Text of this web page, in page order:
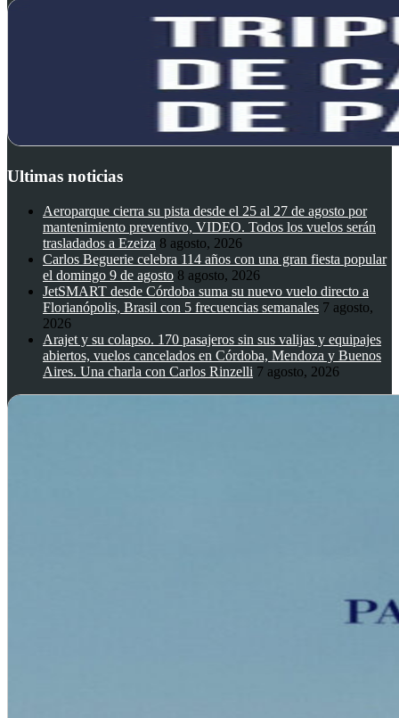
Ultimas noticias
Aeroparque cierra su pista desde el 25 al 27 de agosto por
mantenimiento preventivo, VIDEO. Todos los vuelos serán
trasladados a Ezeiza 8 agosto, 2026
Carlos Beguerie celebra 114 años con una gran fiesta popular
el domingo 9 de agosto 8 agosto, 2026
JetSMART desde Córdoba suma su nuevo vuelo directo a
Florianópolis, Brasil con 5 frecuencias semanales 7 agosto,
2026
Arajet y su colapso. 170 pasajeros sin sus valijas y equipajes
abiertos, vuelos cancelados en Córdoba, Mendoza y Buenos
Aires. Una charla con Carlos Rinzelli 7 agosto, 2026